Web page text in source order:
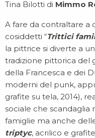
Tina Bilotti di Mimmo
A fare da contraltare a
cosiddetti “Trittici
la pittrice si diverte a
tradizione pittorica del
della Francesca e dei
moderni del punk,
grafite su tela, 2014),
sociale che scandaglia
famiglie ma anche
triptyc, acrilico e